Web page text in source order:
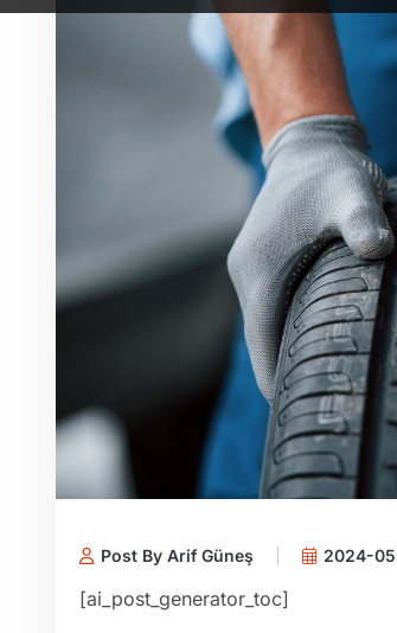
Post By Arif Güneş 2024-
[ai_post_generator_toc]